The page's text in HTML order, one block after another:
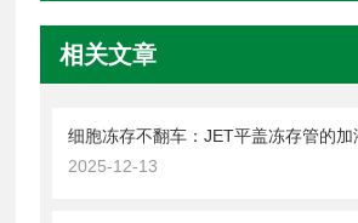
相关文章
2025-12-13